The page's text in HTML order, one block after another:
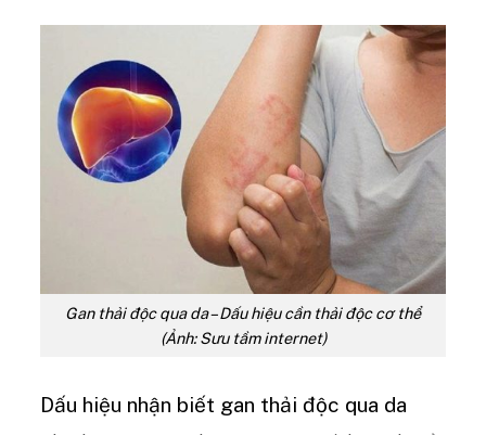
Gan thải độc qua da – Dấu hiệu cần thải độc cơ thể
(Ảnh: Sưu tầm internet)
Dấu hiệu nhận biết gan thải độc qua da